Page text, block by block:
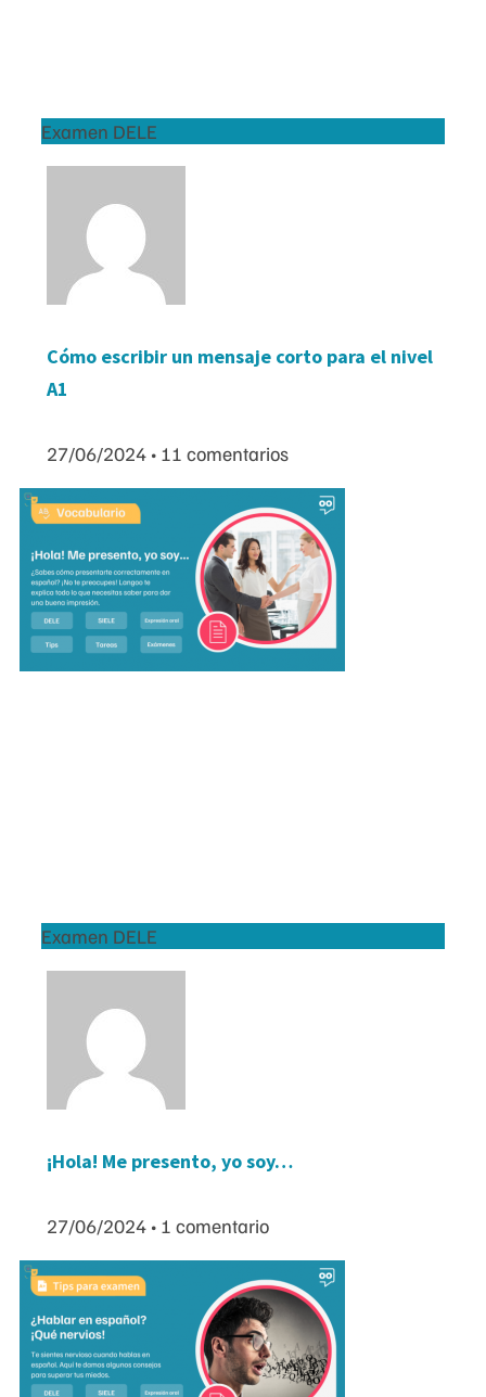
Examen DELE
Cómo escribir un mensaje corto para el nivel
A1
27/06/2024 11 comentarios
Examen DELE
¡Hola! Me presento, yo soy…
27/06/2024 1 comentario